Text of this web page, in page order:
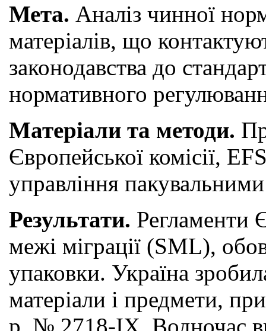
Мета. Аналіз чинної
матеріалів, що
законодавства до
нормативного
Матеріали та методи.
Європейської комісії,
управління
Результати. Регламенти
межі міграції (SML),
упаковки. Україна
матеріали і предмети,
р. № 2718-ІХ. Водночас